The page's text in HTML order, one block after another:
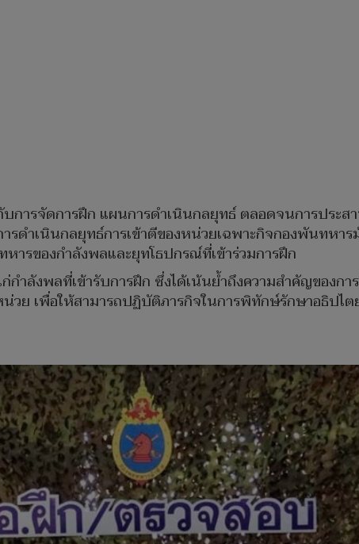
การจัดการฝึก แผนการดำเนินกลยุทธ์ ตลอดจนการประ
รดำเนินกลยุทธ์การเข้าตีของหน่วยเฉพาะกิจกองพันทหา
ารของกำลังพลและยุทโธปกรณ์ที่เข้าร่วมการฝึก
ลังพลที่เข้ารับการฝึก ซึ่งได้เน้นย้ำถึงความสำคัญของกา
ย เพื่อให้สามารถปฏิบัติภารกิจในการพิทักษ์รักษาอธิปไต